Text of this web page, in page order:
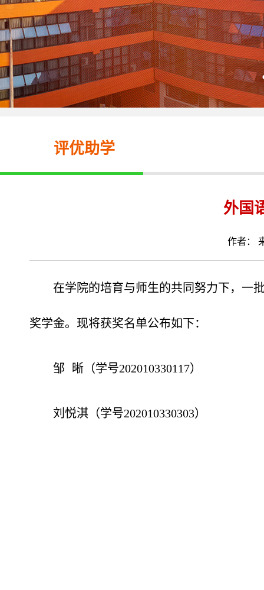
评优助学
外国
作者：
在学院的培育与师生的共同努力下，一
奖学金。现将获奖名单公布如下：
邹 晰 （学号202010330117）
刘悦淇（学号202010330303）